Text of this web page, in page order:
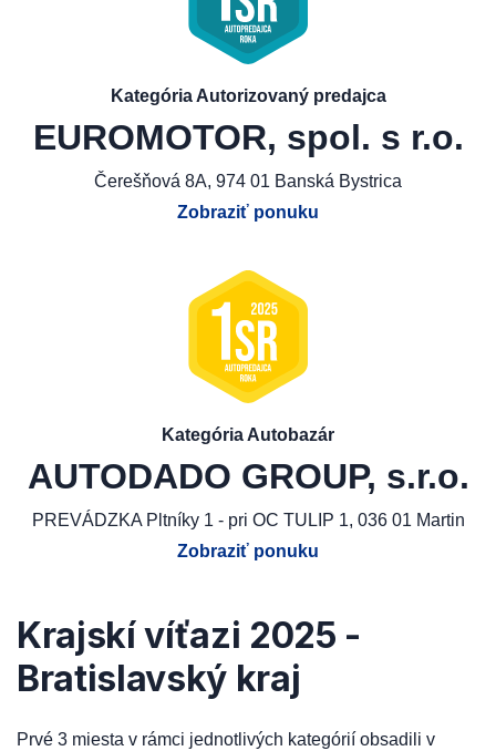
Kategória Autorizovaný predajca
EUROMOTOR, spol. s r.o.
Čerešňová 8A, 974 01 Banská Bystrica
Zobraziť ponuku
Kategória Autobazár
AUTODADO GROUP, s.r.o.
PREVÁDZKA Pltníky 1 - pri OC TULIP 1, 036 01 Martin
Zobraziť ponuku
Krajskí víťazi 2025 -
Bratislavský kraj
Prvé 3 miesta v rámci jednotlivých kategórií obsadili v